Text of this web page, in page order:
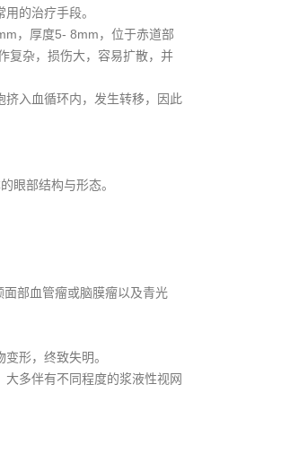
的治疗手段。
，厚度5- 8mm，位于赤道部
复杂，损伤大，容易扩散，并
入血循环内，发生转移，因此
眼部结构与形态。
部血管瘤或脑膜瘤以及青光
形，终致失明。
多伴有不同程度的浆液性视网